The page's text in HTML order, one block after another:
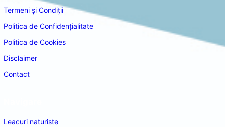
Termeni și Condiții
Politica de Confidențialitate
Politica de Cookies
Disclaimer
Contact
Leacuri naturiste